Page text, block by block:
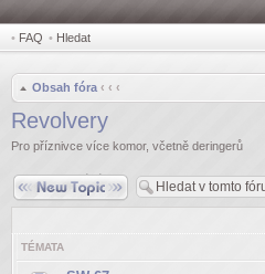
• FAQ • Hledat
Obsah fóra ‹ ‹ ‹
Revolvery
Pro příznivce více komor, včetně deringerů
Odeslat nové téma
TÉMATA